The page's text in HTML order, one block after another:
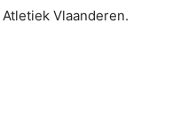
Vlaanderen.